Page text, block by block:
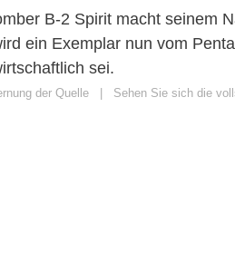
B-2 Spirit macht seinem
ein Exemplar nun vom
sei.
der Quelle | Sehen Sie sich die